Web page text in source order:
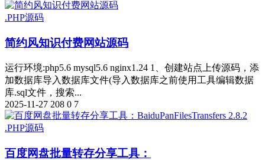
.PHP源码
简约风知识付费网站源码
运行环境:php5.6 mysql5.6 nginx1.24 1、创建站点上传源码，添
加数据库导入数据库文件(导入数据库之前使用工具编辑数据
库.sql文件，搜索...
2025-11-27 208 0 7
.PHP源码
百度网盘批量转存分享工具：